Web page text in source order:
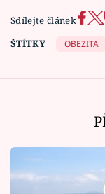
Sdílejte článek
ŠTÍTKY
OBEZITA